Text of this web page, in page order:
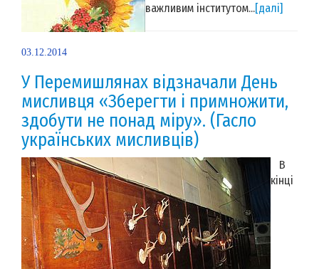
важливим інститутом...[далі]
03.12.2014
У Перемишлянах відзначали День
мисливця «Зберегти і примножити,
здобути не понад міру». (Гасло
українських мисливців)
В
кінці